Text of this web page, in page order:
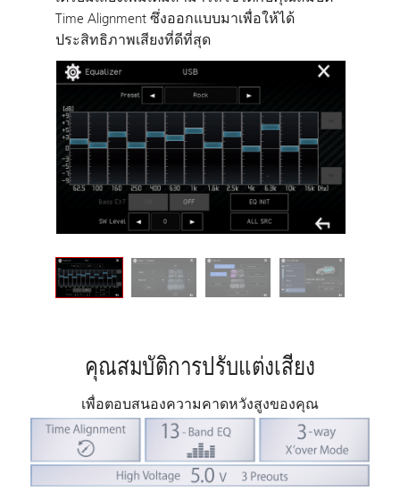
Time Alignment ซึ่งออกแบบมาเพื่อให้ได้
ประสิทธิภาพเสียงที่ดีที่สุด
คุณสมบัติการปรับแต่งเสียง
เพื่อตอบสนองความคาดหวังสูงของคุณ